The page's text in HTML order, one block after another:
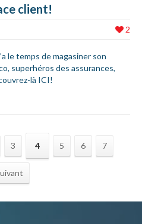
client!
2
le temps de magasiner son
superhéros des assurances,
là ICI!
3 4 5 6 7